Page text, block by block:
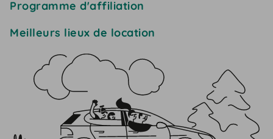
Programme d'affiliation
Meilleurs lieux de location